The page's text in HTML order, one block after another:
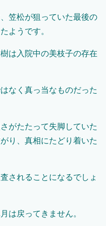
笠松が狙っていた最後の
ようです。
は入院中の美枝子の存在
なく真っ当なものだった
がたたって失脚していた
り、真相にたどり着いた
されることになるでしょ
は戻ってきません。